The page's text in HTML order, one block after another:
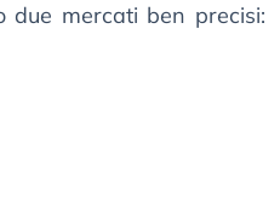
mercati ben precisi: